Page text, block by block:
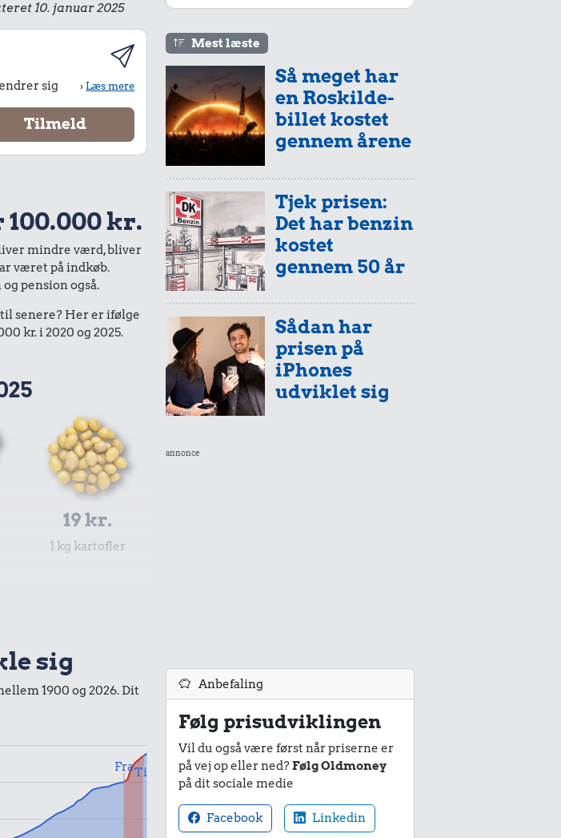
10. januar 2025
sig ›Læs mere
kr.
mindre værd, bliver
været på indkøb.
pension også.
senere? Her er ifølge
kr. i 2020 og 2025.
19 kr.
1 kg kartofler
sig
1900 og 2026. Dit
FraTil
Mest læste
Så meget har
en Roskilde-
billet kostet
gennem årene
Tjek prisen:
Det har benzin
kostet
gennem 50 år
Sådan har
prisen på
iPhones
udviklet sig
annonce
Anbefaling
Følg prisudviklingen
Vil du også være først når priserne er
på vej op eller ned?Følg Oldmoney
på dit sociale medie
Facebook Linkedin